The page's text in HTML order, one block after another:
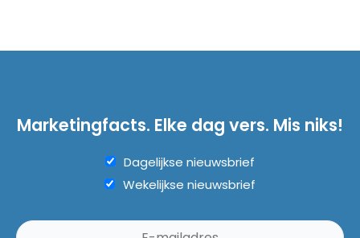
Marketingfacts. Elke dag vers. Mis niks!
Dagelijkse nieuwsbrief
Wekelijkse nieuwsbrief